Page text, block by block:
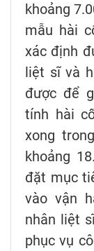
khoảng
mẫu hài
xác định
liệt sĩ và
được để
tính hài
xong
khoảng
đặt mục
vào vận
nhân liệt
phục vụ